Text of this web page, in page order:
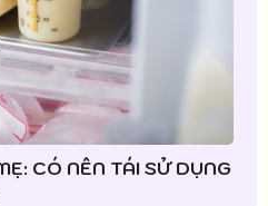
CÓ NÊN TÁI SỬ DỤNG